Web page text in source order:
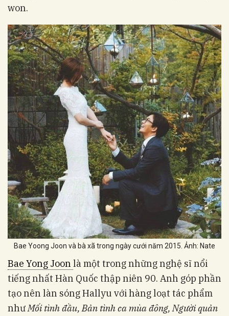
won.
Bae Yoong Joon và bà xã trong ngày cưới năm 2015. Ảnh: Nate
Bae Yong Joon là một trong những nghệ sĩ nổi
tiếng nhất Hàn Quốc thập niên 90. Anh góp phần
tạo nên làn sóng Hallyu với hàng loạt tác phẩm
nhưMối tình đầu, Bản tình ca mùa đông, Người quản